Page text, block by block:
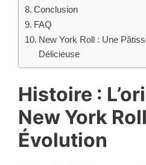
Conclusion
FAQ
New York Roll : Une
Délicieuse
Histoire :
New York
Évolution